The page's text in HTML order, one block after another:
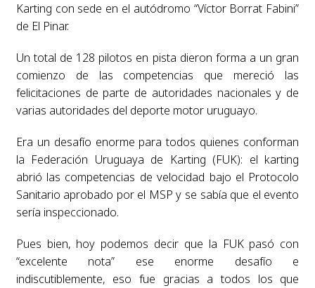
Karting con sede en el autódromo “Víctor Borrat Fabini”
de El Pinar.
Un total de 128 pilotos en pista dieron forma a un gran
comienzo de las competencias que mereció las
felicitaciones de parte de autoridades nacionales y de
varias autoridades del deporte motor uruguayo.
Era un desafío enorme para todos quienes conforman
la Federación Uruguaya de Karting (FUK): el karting
abrió las competencias de velocidad bajo el Protocolo
Sanitario aprobado por el MSP y se sabía que el evento
sería inspeccionado.
Pues bien, hoy podemos decir que la FUK pasó con
“excelente nota” ese enorme desafío e
indiscutiblemente, eso fue gracias a todos los que